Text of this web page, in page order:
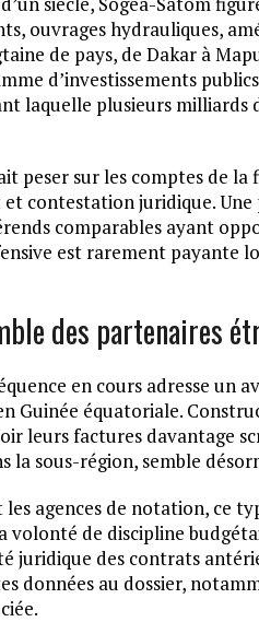
ouvrages hydrauliques,
de pays, de Dakar à
d’investissements
laquelle plusieurs milliards
peser sur les comptes de
contestation juridique.
comparables ayant
est rarement payante
des partenaires
en cours adresse un
Guinée équatoriale.
leurs factures davantage
sous-région, semble
agences de notation, ce
volonté de discipline
juridique des contrats
données au dossier,